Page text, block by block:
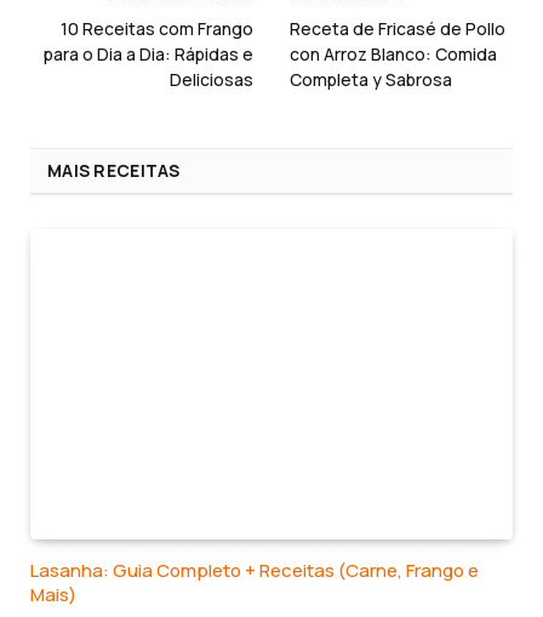
10 Receitas com Frango
para o Dia a Dia: Rápidas e
Deliciosas
Receta de Fricasé de Pollo
con Arroz Blanco: Comida
Completa y Sabrosa
MAIS RECEITAS
Lasanha: Guia Completo + Receitas (Carne, Frango e
Mais)